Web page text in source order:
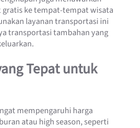
ke tempat-tempat wisata
layanan transportasi ini
transportasi tambahan yang
Tepat untuk
mempengaruhi harga
atau high season, seperti